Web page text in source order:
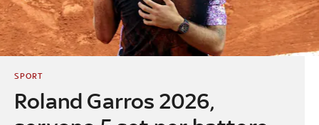
Roland Garros 2026,
SPORT